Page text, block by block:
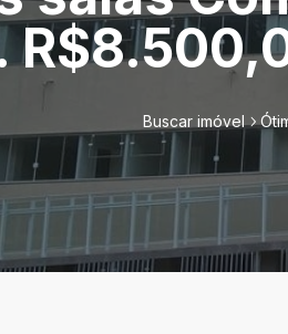
Buscar imóvel